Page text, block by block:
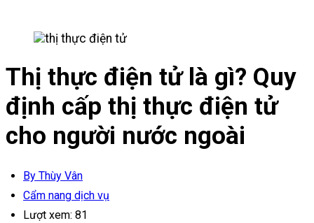
Thị thực điện tử là gì? Quy
định cấp thị thực điện tử
cho người nước ngoài
By Thùy Vân
Cẩm nang dịch vụ
Lượt xem: 81